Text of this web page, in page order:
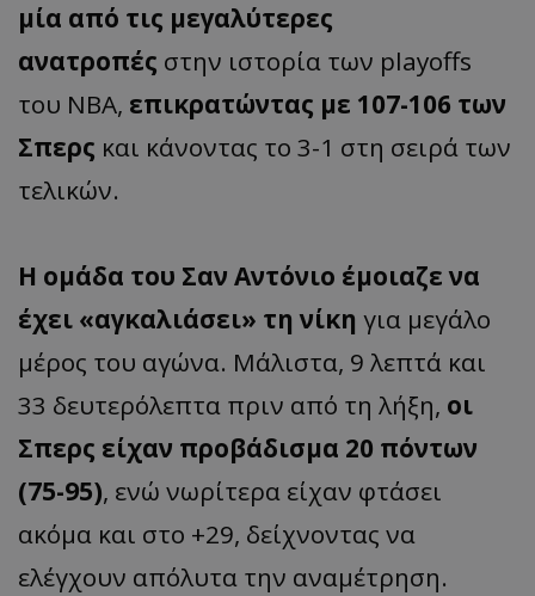
μία από τις μεγαλύτερες
ανατροπές στην ιστορία των playoffs
του NBA, επικρατώντας με 107-106 των
Σπερς και κάνοντας το 3-1 στη σειρά των
τελικών.
Η ομάδα του Σαν Αντόνιο έμοιαζε να
έχει «αγκαλιάσει» τη νίκη για μεγάλο
μέρος του αγώνα. Μάλιστα, 9 λεπτά και
33 δευτερόλεπτα πριν από τη λήξη, οι
Σπερς είχαν προβάδισμα 20 πόντων
(75-95), ενώ νωρίτερα είχαν φτάσει
ακόμα και στο +29, δείχνοντας να
ελέγχουν απόλυτα την αναμέτρηση.